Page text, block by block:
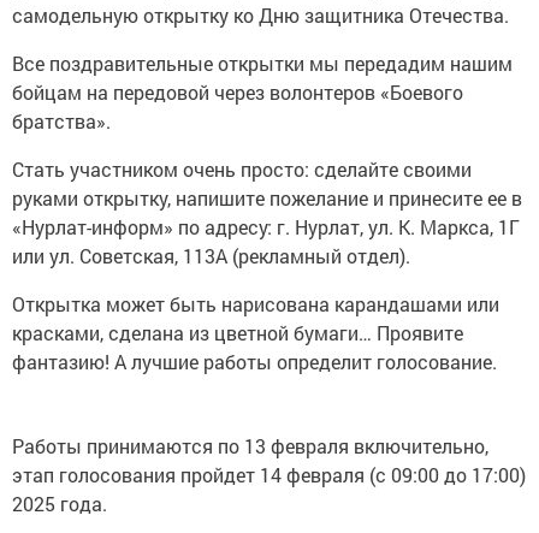
самодельную открытку ко Дню защитника Отечества.
Все поздравительные открытки мы передадим нашим
бойцам на передовой через волонтеров «Боевого
братства».
Стать участником очень просто: сделайте своими
руками открытку, напишите пожелание и принесите ее в
«Нурлат-информ» по адресу: г. Нурлат, ул. К. Маркса, 1Г
или ул. Советская, 113А (рекламный отдел).
Открытка может быть нарисована карандашами или
красками, сделана из цветной бумаги… Проявите
фантазию! А лучшие работы определит голосование.
Работы принимаются по 13 февраля включительно,
этап голосования пройдет 14 февраля (с 09:00 до 17:00)
2025 года.